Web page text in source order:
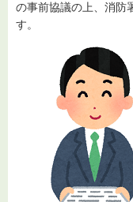
の事前協議の上、消防
す。